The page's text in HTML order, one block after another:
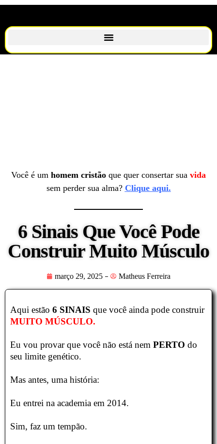
Você é um homem cristão que quer consertar sua vida
sem perder sua alma? Clique aqui.
6 Sinais Que Você Pode
Construir Muito Músculo
março 29, 2025 Matheus Ferreira
Aqui estão 6 SINAIS que você ainda pode construir
MUITO MÚSCULO.
Eu vou provar que você não está nem PERTO do
seu limite genético.
Mas antes, uma história:
Eu entrei na academia em 2014.
Sim, faz um tempão.